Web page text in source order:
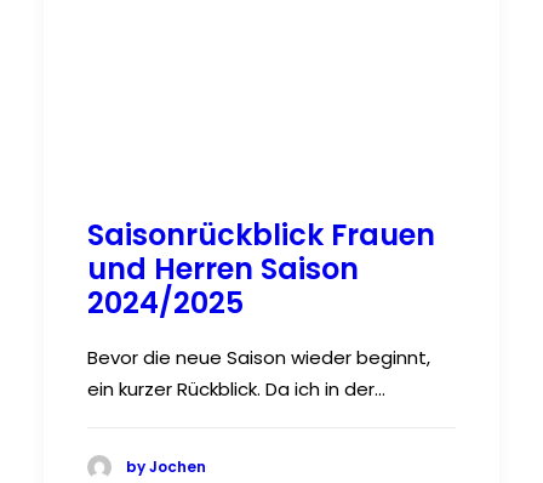
Saisonrückblick Frauen
und Herren Saison
2024/2025
Bevor die neue Saison wieder beginnt,
ein kurzer Rückblick. Da ich in der…
by Jochen